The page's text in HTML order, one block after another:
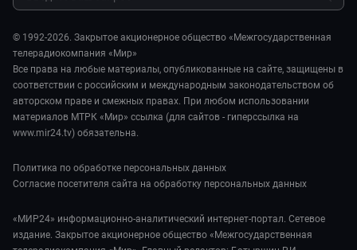
Стиль жизни
Сад и огород
Предварительный диагноз
Пять причин поехать в...
© 1992-2026. Закрытое акционерное общество «Межгосударственная
телерадиокомпания «Мир»
Все права на любые материалы, опубликованные на сайте, защищены в
соответствии с российским и международным законодательством об
авторском праве и смежных правах. При любом использовании
материалов МТРК «Мир» ссылка (для сайтов - гиперссылка на
www.mir24.tv) обязательна.
Политика по обработке персональных данных
Согласие посетителя сайта на обработку персональных данных
«МИР24» информационно-аналитический интернет-портал. Сетевое
издание. Закрытое акционерное общество «Межгосударственная